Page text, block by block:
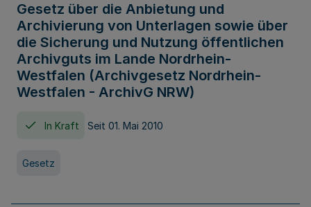
Gesetz über die Anbietung und
Archivierung von Unterlagen sowie über
die Sicherung und Nutzung öffentlichen
Archivguts im Lande Nordrhein-
Westfalen (Archivgesetz Nordrhein-
Westfalen - ArchivG NRW)
In Kraft Seit 01. Mai 2010
Gesetz